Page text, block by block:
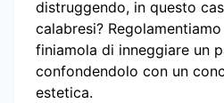
distruggendo, in questo
calabresi?
finiamola di inneggiare un
confondendolo con un
estetica.